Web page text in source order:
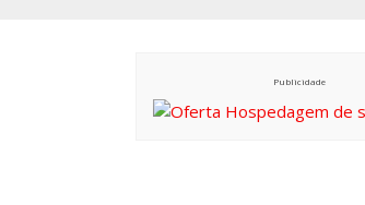
Publicidade